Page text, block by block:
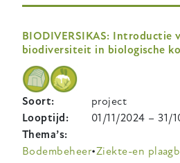
BIODIVERSIKAS: Introductie
biodiversiteit in biologische
Soort
project
Looptijd
01/11/2024 –31/
Thema’s
Bodembeheer Ziekte-en